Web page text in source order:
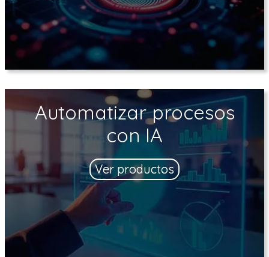
Automatizar procesos
con IA
Ver productos